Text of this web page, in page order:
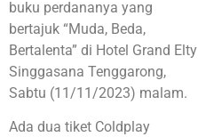
buku perdananya yang
bertajuk “Muda, Beda,
Bertalenta” di Hotel Grand Elty
Singgasana Tenggarong,
Sabtu (11/11/2023) malam.
Ada dua tiket Coldplay